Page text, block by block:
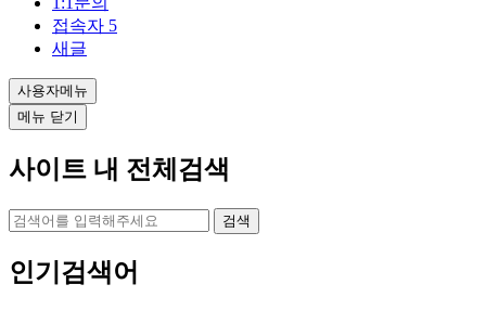
접속자 5
새글
사용자메뉴
메뉴 닫기
사이트 내 전체검색
검색
인기검색어